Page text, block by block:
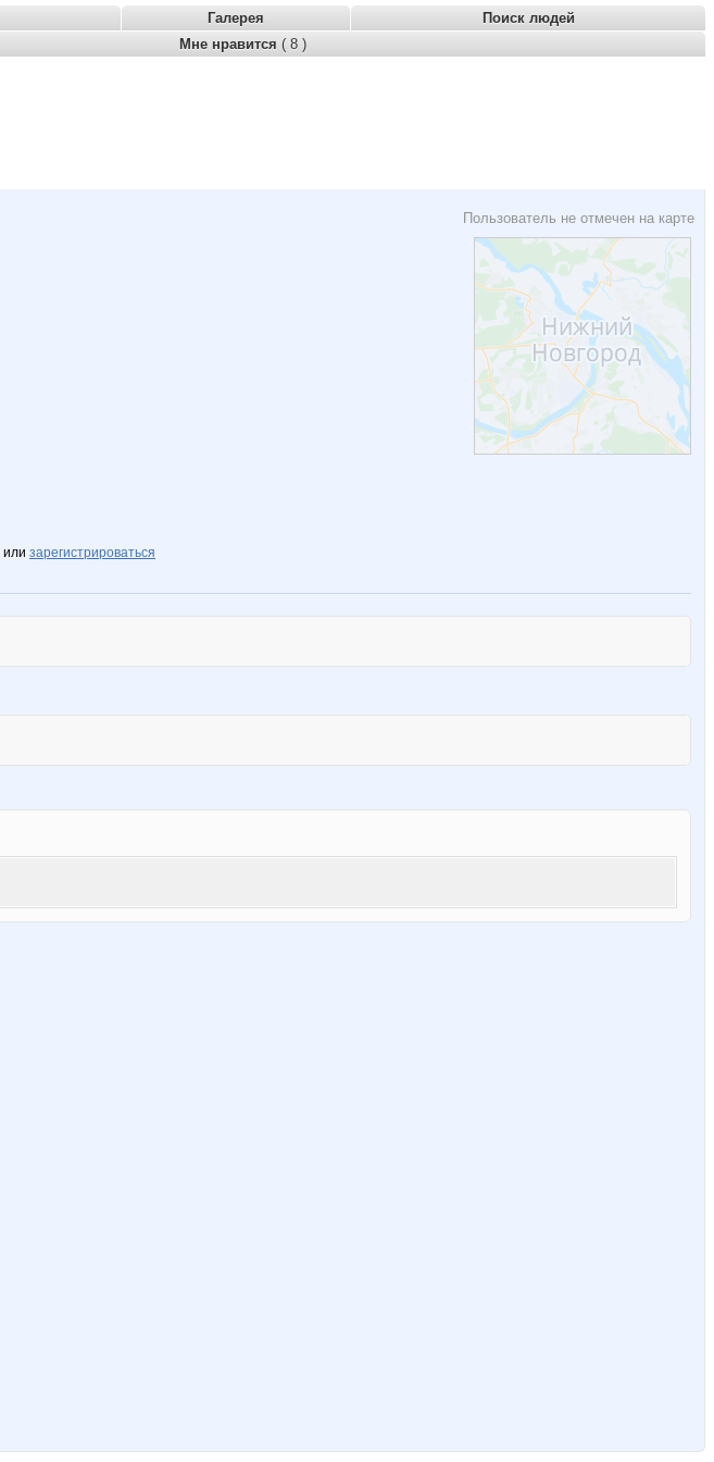
Галерея
Поиск людей
Мне нравится ( 8 )
Пользователь не отмечен на карте
или зарегистрироваться